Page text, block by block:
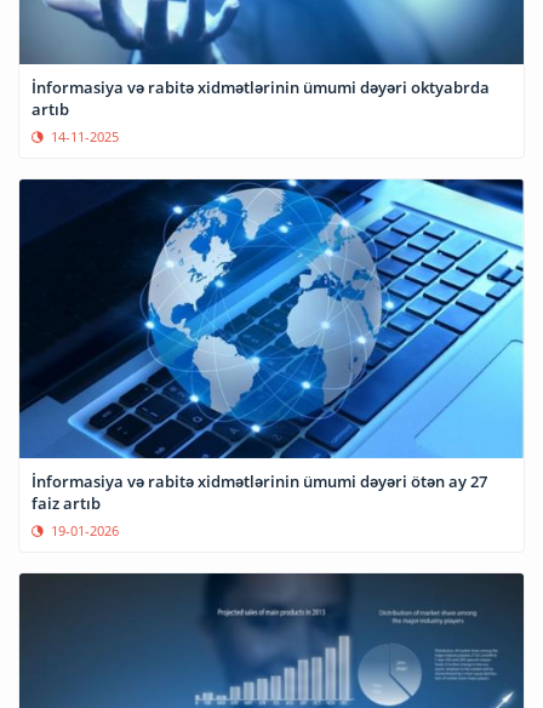
İnformasiya və rabitə xidmətlərinin ümumi dəyəri oktyabrda
artıb
14-11-2025
İnformasiya və rabitə xidmətlərinin ümumi dəyəri ötən ay 27
faiz artıb
19-01-2026